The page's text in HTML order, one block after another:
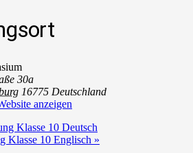
30a
16775 Deutschland
anzeigen
Klasse 10 Deutsch
Klasse 10 Englisch »